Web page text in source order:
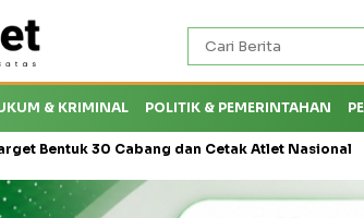
& KRIMINAL POLITIK & PEMERINTAHAN
Cabang dan Cetak Atlet Nasional KMP